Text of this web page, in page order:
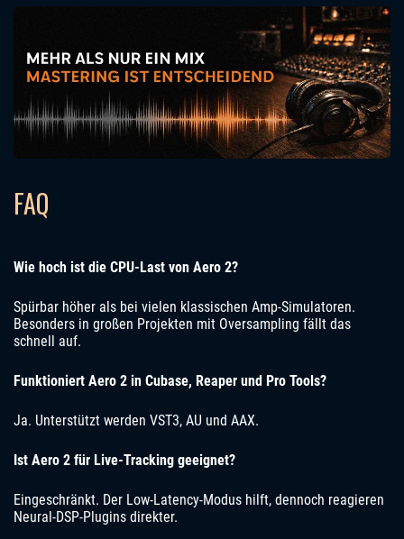
FAQ
Wie hoch ist die CPU-Last von Aero 2?
Spürbar höher als bei vielen klassischen Amp-Simulatoren.
Besonders in großen Projekten mit Oversampling fällt das
schnell auf.
Funktioniert Aero 2 in Cubase, Reaper und Pro Tools?
Ja. Unterstützt werden VST3, AU und AAX.
Ist Aero 2 für Live-Tracking geeignet?
Eingeschränkt. Der Low-Latency-Modus hilft, dennoch reagieren
Neural-DSP-Plugins direkter.